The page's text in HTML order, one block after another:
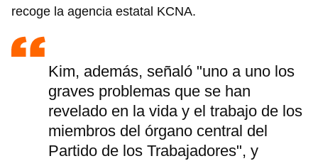
recoge la agencia estatal KCNA.
Kim, además, señaló "uno a uno los
graves problemas que se han
revelado en la vida y el trabajo de los
miembros del órgano central del
Partido de los Trabajadores", y